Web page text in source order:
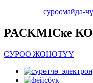
суроомайда-
PACKMICке
СУРОО ЖӨНӨТҮҮ